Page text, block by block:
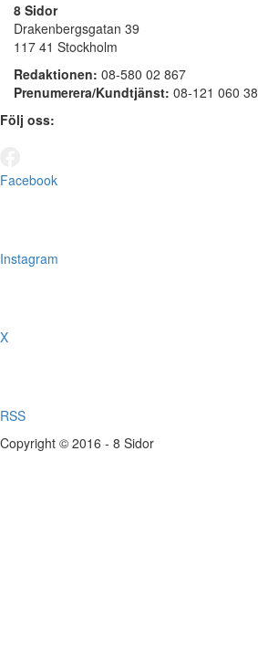
8 Sidor
Drakenbergsgatan 39
117 41 Stockholm
Redaktionen: 08-580 02 867
Prenumerera/Kundtjänst: 08-121 060 38
Följ oss:
Facebook
Instagram
X
RSS
Copyright © 2016 - 8 Sidor